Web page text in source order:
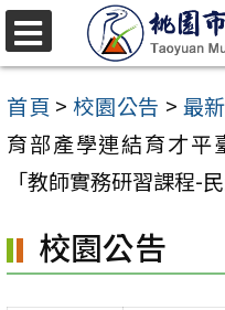
跳
至
主
要
區
首頁 > 校園公告 > 最
育部產學連結育才平
「教師實務研習課程-
校園公告
選
單